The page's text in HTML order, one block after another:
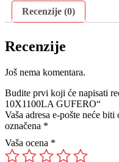
Recenzije (0)
Recenzije
Još nema komentara.
Budite prvi koji će napisati
10X1100LA GUFERO“
Vaša adresa e-pošte neće biti
označena *
Vaša ocena *